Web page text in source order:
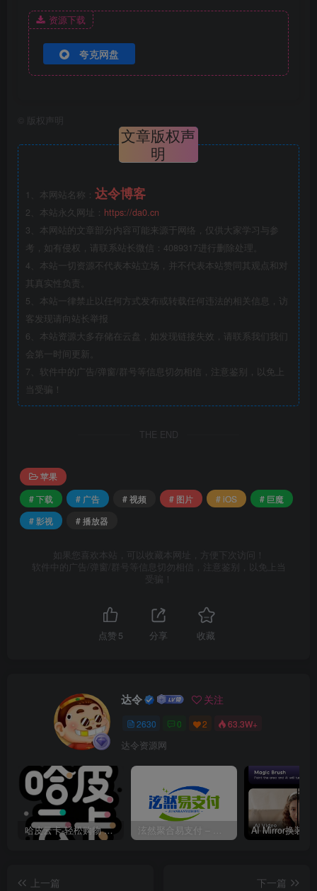
资源下载
夸克网盘
版权声明
文章版权声
明
1、本网站名称： 达令博客
2、本站永久网址： https://da0.cn
3、本网站的文章部分内容可能来源于网络，仅供大家学习与参
考，如有侵权，请联系站长微信：4089317进行删除处理。
4、本站一切资源不代表本站立场，并不代表本站赞同其观点和对
其真实性负责。
5、本站一律禁止以任何方式发布或转载任何违法的相关信息，访
客发现请向站长举报
6、本站资源大多存储在云盘，如发现链接失效，请联系我们我们
会第一时间更新。
7、软件中的广告/弹窗/群号等信息切勿相信，注意鉴别，以免上
当受骗！
THE END
苹果
# 下载
# 广告 # 视频 # 图片 # iOS
# 巨魔
# 影视
# 播放器
如果您喜欢本站，可以收藏本网址，方便下次访问！
软件中的广告/弹窗/群号等信息切勿相信，注意鉴别，以免上当
受骗！
点赞 5 分享 收藏
达令 关注
2630 0 2 63.3W+
达令资源网
哈皮云卡-轻松购物 即买即发 泫然聚合易支付 – 行业领先的免签约支付平台
上一篇
下一篇